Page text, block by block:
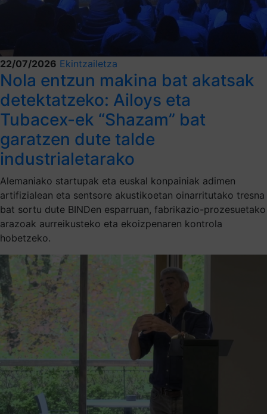
22/07/2026 Ekintzailetza
Nola entzun makina bat akatsak
detektatzeko: Ailoys eta
Tubacex-ek “Shazam” bat
garatzen dute talde
industrialetarako
Alemaniako startupak eta euskal konpainiak adimen
artifizialean eta sentsore akustikoetan oinarritutako tresna
bat sortu dute BINDen esparruan, fabrikazio-prozesuetako
arazoak aurreikusteko eta ekoizpenaren kontrola
hobetzeko.